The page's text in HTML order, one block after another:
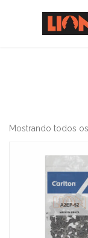
Mostrando todos